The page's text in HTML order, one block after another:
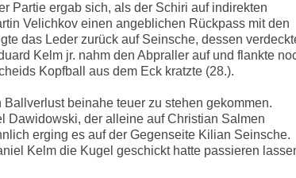
Partie ergab sich, als der Schiri auf indirekten
Velichkov einen angeblichen Rückpass mit den
das Leder zurück auf Seinsche, dessen
Kelm jr. nahm den Abpraller auf und flankte
Kopfball aus dem Eck kratzte (28.).
beinahe teuer zu stehen gekommen.
Dawidowski, der alleine auf Christian Salmen
erging es auf der Gegenseite Kilian Seinsche.
Kelm die Kugel geschickt hatte passieren